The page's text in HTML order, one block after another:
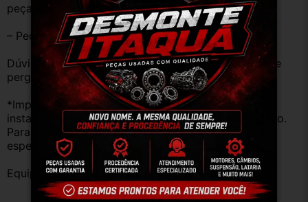
peças estão em BOM ESTADO e foram testadas.
– Peças são ORIGINAIS USADAS.
Dúvidas sobre uso ou aplicação, utilizar o campo de
perguntas;
*Importante: Não nos responsabilizamos por
instalações inadequadas ou uso indevido do produto.
Para evitar problemas, consulte um profissional
especializado.
Equipe DESMONTE ARUJÁ.